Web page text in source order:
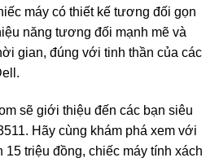
máy có thiết kế tương đối gọn
năng tương đối mạnh mẽ và
gian, đúng với tinh thần của các
sẽ giới thiệu đến các bạn siêu
Hãy cùng khám phá xem với
triệu đồng, chiếc máy tính xách